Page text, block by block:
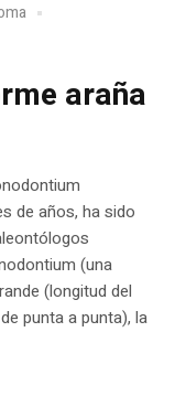
araña
de años, ha sido
(una
(longitud del
punta a punta), la